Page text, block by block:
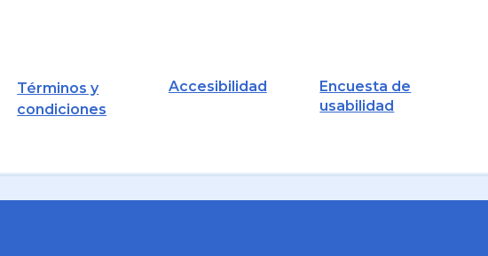
Términos y
condiciones
Accesibilidad
Encuesta de
usabilidad